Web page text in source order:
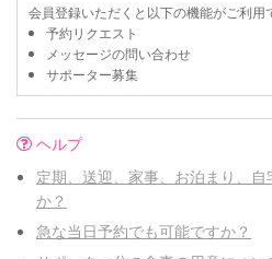
会員登録いただくと以下の機能がご利用
予約リクエスト
メッセージの問い合わせ
サポーター募集
ヘルプ
定期、送迎、家事、お泊まり、
か？
急な当日予約でも可能ですか？